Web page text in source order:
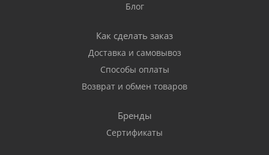
Блог
Как сделать заказ
Доставка и самовывоз
Способы оплаты
Возврат и обмен товаров
Бренды
Сертификаты